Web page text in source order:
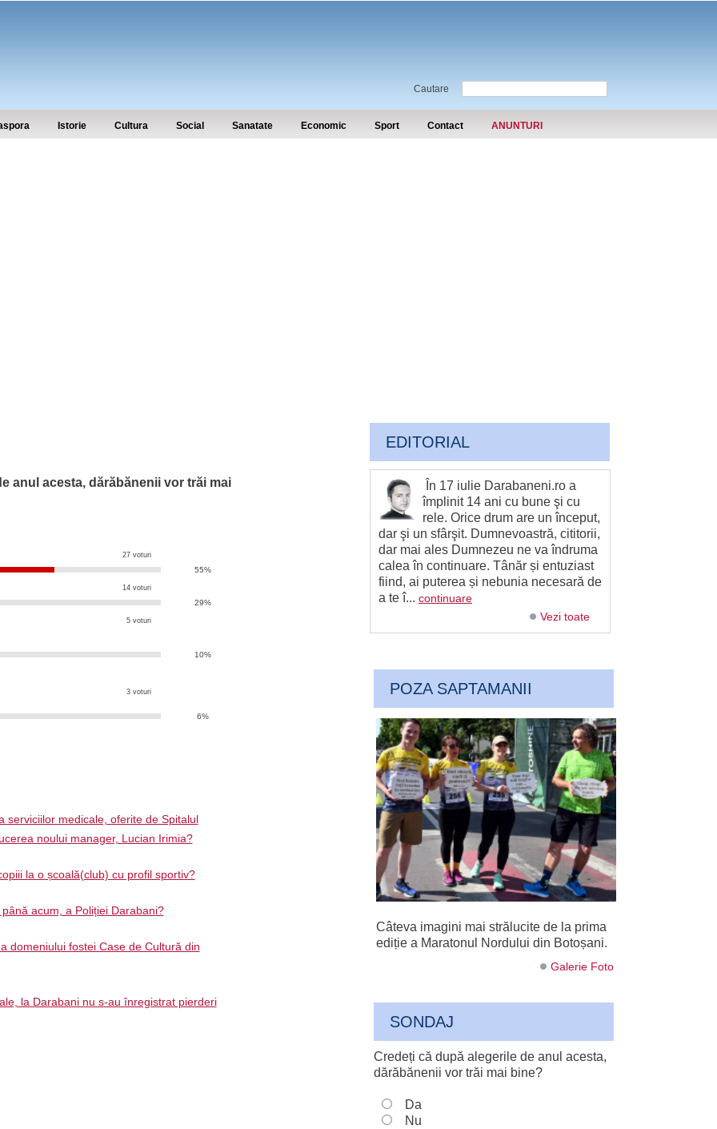
Cautare
Istorie Cultura Social Sanatate Economic Sport Contact ANUNTURI
anul acesta, dărăbănenii vor trăi mai
27 voturi
55%
14 voturi
29%
5 voturi
10%
3 voturi
6%
serviciilor medicale, oferite de Spitalul
noului manager, Lucian Irimia?
la o școală(club) cu profil sportiv?
acum, a Poliției Darabani?
domeniului fostei Case de Cultură din
la Darabani nu s-au înregistrat pierderi
EDITORIAL
În 17 iulie Darabaneni.ro a
împlinit 14 ani cu bune şi cu
rele. Orice drum are un început,
dar şi un sfârşit. Dumnevoastră, cititorii,
dar mai ales Dumnezeu ne va îndruma
calea în continuare. Tânăr și entuziast
fiind, ai puterea și nebunia necesară de
a te î... continuare
Vezi toate
POZA SAPTAMANII
Câteva imagini mai strălucite de la prima
ediție a Maratonul Nordului din Botoșani.
Galerie Foto
SONDAJ
Credeți că după alegerile de anul acesta,
dărăbănenii vor trăi mai bine?
Da
Nu